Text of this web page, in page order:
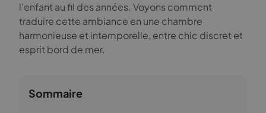
l’enfant au fil des années. Voyons comment
traduire cette ambiance en une chambre
harmonieuse et intemporelle, entre chic discret et
esprit bord de mer.
Sommaire